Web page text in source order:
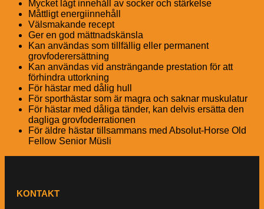
Mycket lågt innehåll av socker och stärkelse
Måttligt energiinnehåll
Välsmakande recept
Ger en god mättnadskänsla
Kan användas som tillfällig eller permanent
grovfoderersättning
Kan användas vid ansträngande prestation för att
förhindra uttorkning
För hästar med dålig hull
För sporthästar som är magra och saknar muskulatur
För hästar med dåliga tänder, kan delvis ersätta den
dagliga grovfoderrationen
För äldre hästar tillsammans med Absolut-Horse Old
Fellow Senior Müsli
KONTAKT